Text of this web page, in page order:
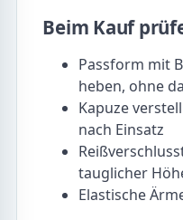
Beim Kauf
Passform mit
heben, ohne
Kapuze
nach Einsatz
tauglicher
Elastische